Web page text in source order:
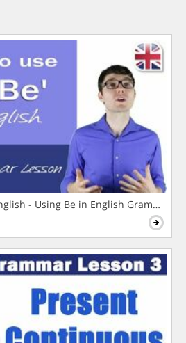
- Using Be in English Grammar